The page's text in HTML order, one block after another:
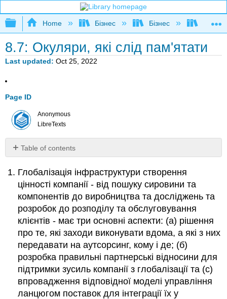
Expand/collapse global hierarchy
Home Бізнес Бізнес
8.7: Окуляри, які слід пам'ятати
Last updated Oct 25, 2022
Page ID
Anonymous
LibreTexts
Table of contents
No
Глобалізація інфраструктури створення
цінності компанії - від пошуку сировини та
компонентів до виробництва та досліджень та
розробок до розподілу та обслуговування
клієнтів - має три основні аспекти: (а) рішення
про те, які заходи виконувати вдома, а які з них
передавати на аутсорсинг, кому і де; (б)
розробка правильні партнерські відносини для
підтримки зусиль компанії з глобалізації та (c)
впровадження відповідної моделі управління
ланцюгом поставок для інтеграції їх у